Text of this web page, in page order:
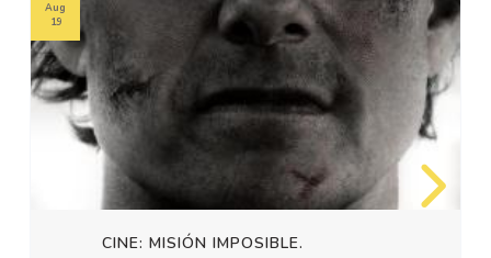
CINE: MISIÓN IMPOSIBLE.
Aug
19